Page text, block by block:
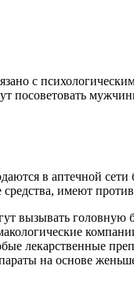
с
посоветовать
в аптечной
имеют
вызывать
лекарственные
на основе